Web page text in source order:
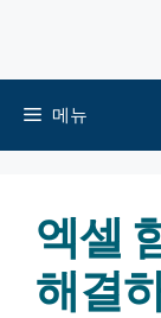
메뉴
엑셀
해결